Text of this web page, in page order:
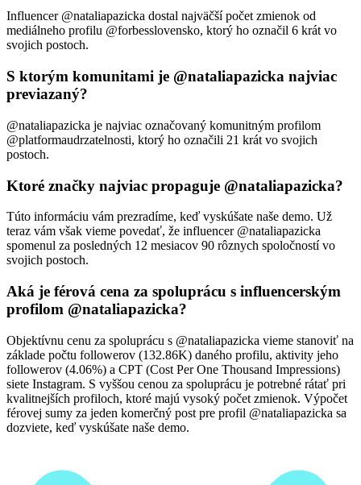
Influencer @nataliapazicka dostal najväčší počet zmienok od
mediálneho profilu @forbesslovensko, ktorý ho označil 6 krát vo
svojich postoch.
S ktorým komunitami je @nataliapazicka najviac
previazaný?
@nataliapazicka je najviac označovaný komunitným profilom
@platformaudrzatelnosti, ktorý ho označili 21 krát vo svojich
postoch.
Ktoré značky najviac propaguje @nataliapazicka?
Túto informáciu vám prezradíme, keď vyskúšate naše demo. Už
teraz vám však vieme povedať, že influencer @nataliapazicka
spomenul za posledných 12 mesiacov 90 rôznych spoločností vo
svojich postoch.
Aká je férová cena za spoluprácu s influencerským
profilom @nataliapazicka?
Objektívnu cenu za spoluprácu s @nataliapazicka vieme stanoviť na
základe počtu followerov (132.86K) daného profilu, aktivity jeho
followerov (4.06%) a CPT (Cost Per One Thousand Impressions)
siete Instagram. S vyššou cenou za spoluprácu je potrebné rátať pri
kvalitnejších profiloch, ktoré majú vysoký počet zmienok. Výpočet
férovej sumy za jeden komerčný post pre profil @nataliapazicka sa
dozviete, keď vyskúšate naše demo.